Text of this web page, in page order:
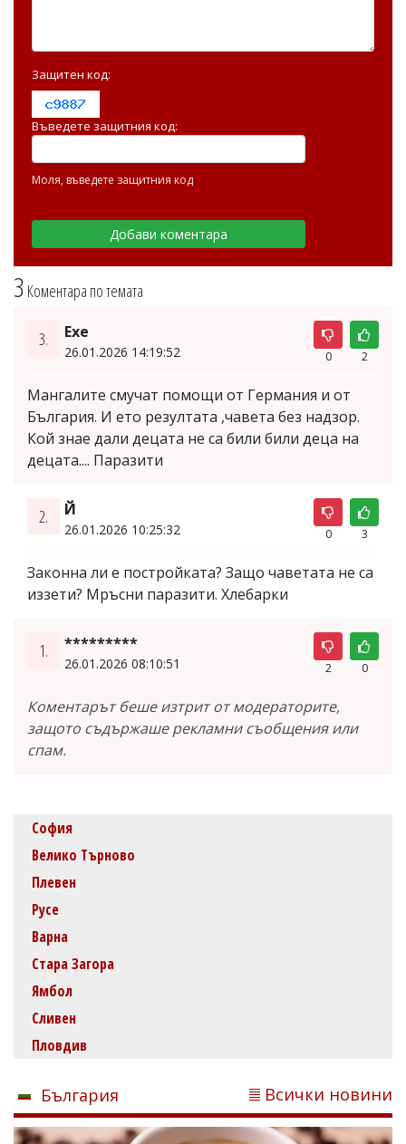
3 Коментара по темата
3. Ехе
26.01.2026 14:19:52 0 2
Мангалите смучат помощи от Германия и от
България. И ето резултата ,чавета без надзор.
Кой знае дали децата не са били били деца на
децата.... Паразити
2. Й
26.01.2026 10:25:32 0 3
Законна ли е постройката? Защо чаветата не са
иззети? Мръсни паразити. Хлебарки
1. *********
26.01.2026 08:10:51 2 0
Коментарът беше изтрит от модераторите,
защото съдържаше рекламни съобщения или
спам.
Защитен код:
Въведете защитния код:
Моля, въведете защитния код
София
Велико Търново
Плевен
Русе
Варна
Стара Загора
Ямбол
Сливен
Пловдив
България Всички новини